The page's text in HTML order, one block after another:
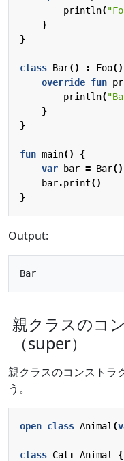
println(
}
}
class Bar() : Foo()
override fun
println(
}
}
fun main()
{
var
bar = Bar()
bar.print()
}
Output:
親クラスのコ
（super）
親クラスのコンストラ
う。
open class Animal (
class Cat : Animal
{